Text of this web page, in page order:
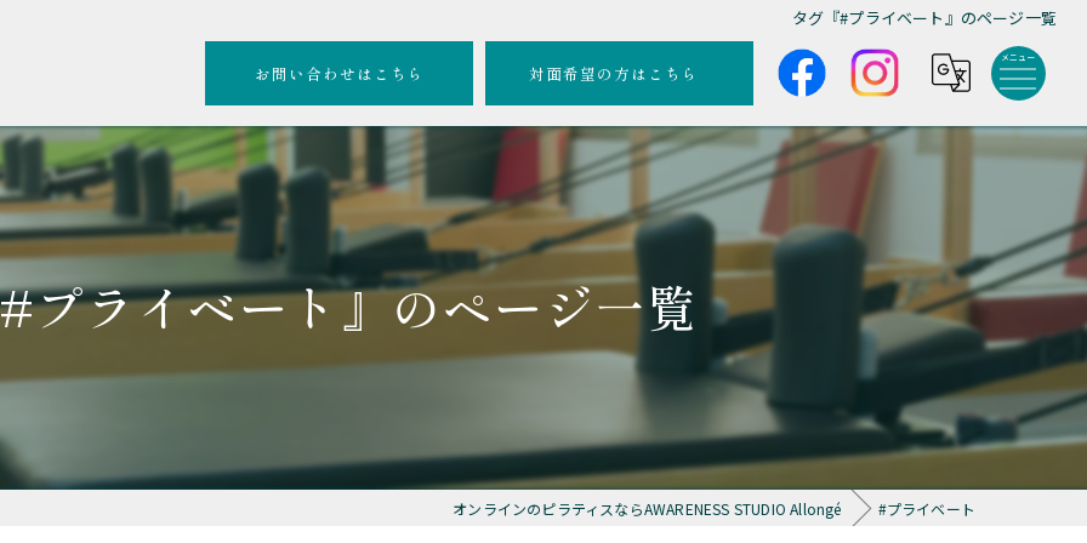
タグ『#プライベート』のページ一覧
お問い合わせはこちら 対面希望の方はこちら
プライベート』のページ一覧
オンラインのピラティスならAWARENESS STUDIO Allongé #プライベート